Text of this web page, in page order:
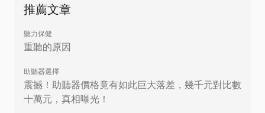
推薦文章
聽力保健
重聽的原因
助聽器選擇
震撼！助聽器價格竟有如此巨大落差，幾千元對比數
十萬元，真相曝光！